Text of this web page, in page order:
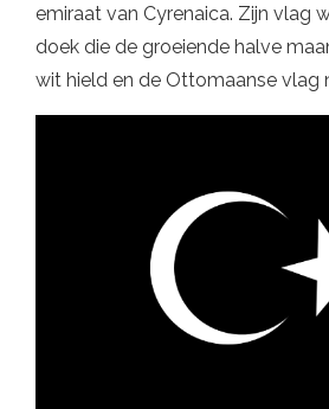
emiraat van Cyrenaica. Zijn vlag
doek die de groeiende halve
wit hield en de Ottomaanse vlag